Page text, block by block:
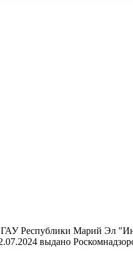
ГАУ Республики Марий Эл
выдано